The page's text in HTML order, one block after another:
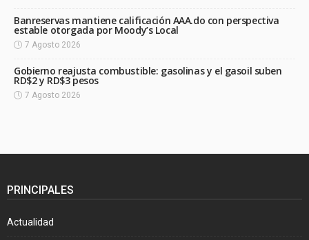
Banreservas mantiene calificación AAA.do con perspectiva
estable otorgada por Moody’s Local
7 Agosto 2026
Gobierno reajusta combustible: gasolinas y el gasoil suben
RD$2 y RD$3 pesos
7 Agosto 2026
PRINCIPALES
Actualidad